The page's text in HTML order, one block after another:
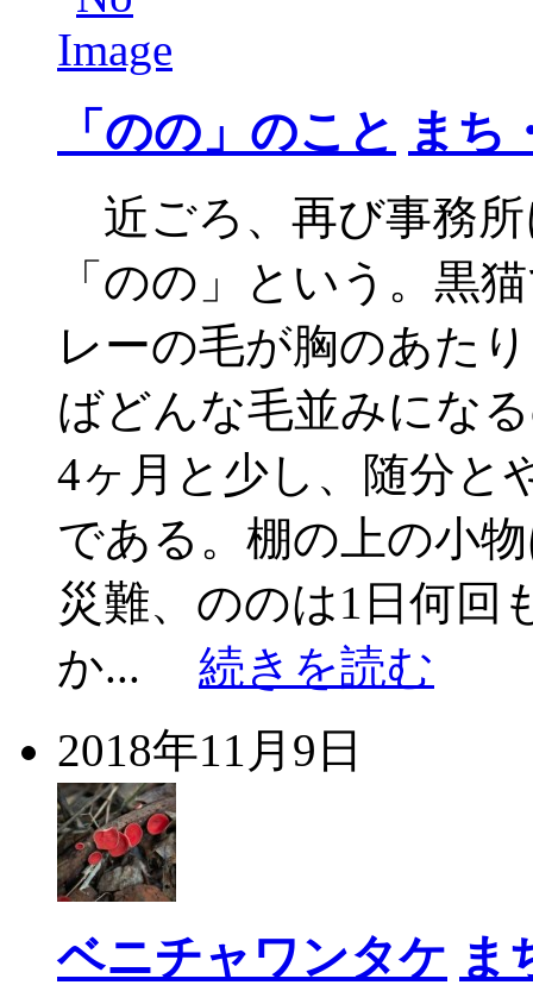
「のの」のこと まち
近ごろ、再び事務
「のの」という。黒
レーの毛が胸のあた
ばどんな毛並みにな
4ヶ月と少し、随分と
である。棚の上の小
災難、ののは1日何回
か... 続きを読む
2018年11月9日
ベニチャワンタケ ま